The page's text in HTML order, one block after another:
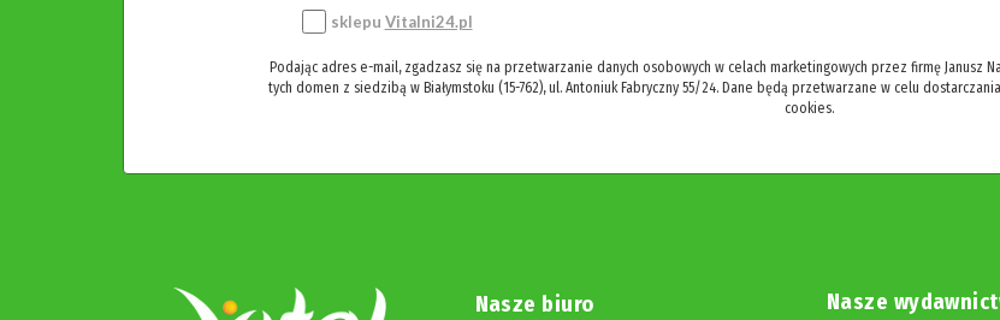
sklepu Vitalni24.pl
Podając adres e-mail, zgadzasz się na przetwarzanie danych osobowych w celach marketingowych przez firmę Janusz
tych domen z siedzibą w Białymstoku (15-762), ul. Antoniuk Fabryczny 55/24. Dane będą przetwarzane w celu
cookies.
Nasze biuro Nasze